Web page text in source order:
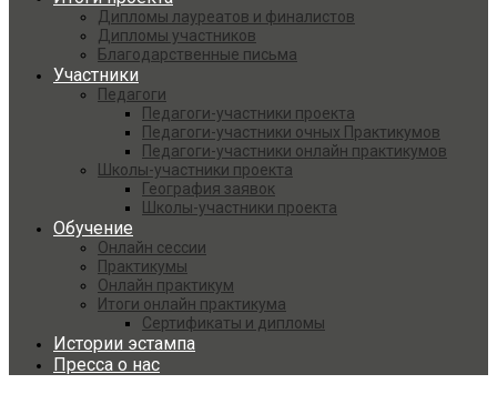
Дипломы лауреатов и финалистов
Дипломы участников
Благодарственные письма
Участники
Педагоги
Педагоги-участники проекта
Педагоги-участники очных Практикумов
Педагоги-участники онлайн практикумов
Школы-участники проекта
География заявок
Школы-участники проекта
Обучение
Онлайн сессии
Практикумы
Онлайн практикум
Итоги онлайн практикума
Сертификаты и дипломы
Истории эстампа
Пресса о нас